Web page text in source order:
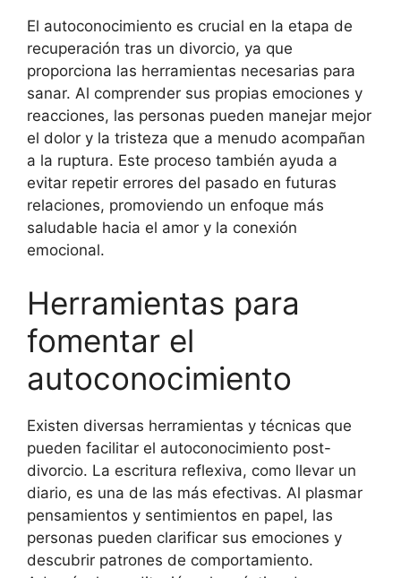
El autoconocimiento es crucial en la etapa de
recuperación tras un divorcio, ya que
proporciona las herramientas necesarias para
sanar. Al comprender sus propias emociones y
reacciones, las personas pueden manejar mejor
el dolor y la tristeza que a menudo acompañan
a la ruptura. Este proceso también ayuda a
evitar repetir errores del pasado en futuras
relaciones, promoviendo un enfoque más
saludable hacia el amor y la conexión
emocional.
Herramientas para
fomentar el
autoconocimiento
Existen diversas herramientas y técnicas que
pueden facilitar el autoconocimiento post-
divorcio. La escritura reflexiva, como llevar un
diario, es una de las más efectivas. Al plasmar
pensamientos y sentimientos en papel, las
personas pueden clarificar sus emociones y
descubrir patrones de comportamiento.